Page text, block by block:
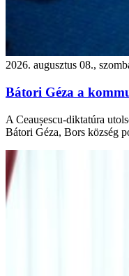
2026. augusztus 08.,
Bátori Géza a
A Ceaușescu-diktatúra
Bátori Géza, Bors község